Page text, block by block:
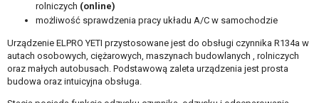
rolniczych (online)
możliwość sprawdzenia pracy układu A/C w samochodzie
Urządzenie ELPRO YETI przystosowane jest do obsługi czynnika R134a w
autach osobowych, ciężarowych, maszynach budowlanych , rolniczych
oraz małych autobusach. Podstawową zaleta urządzenia jest prosta
budowa oraz intuicyjna obsługa.